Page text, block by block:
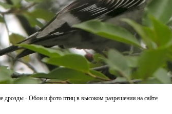
дрозды - Обои и фото птиц в высоком разрешении на сайте